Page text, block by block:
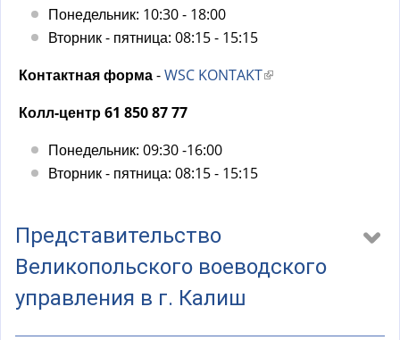
)
Понедельник: 10:30 - 18:00
Вторник - пятница: 08:15 - 15:15
Контактная форма-WSC KONTAKT(
с
с
Колл-центр 61 850 87 77
Понедельник: 09:30 -16:00
Вторник - пятница: 08:15 - 15:15
Представительство
Великопольского воеводского
управления в г. Калиш